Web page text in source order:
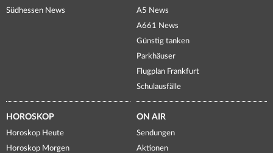
Südhessen News
A5 News
A661 News
Günstig tanken
Parkhäuser
Flugplan Frankfurt
Schulausfälle
HOROSKOP
Horoskop Heute
Horoskop Morgen
ON AIR
Sendungen
Aktionen